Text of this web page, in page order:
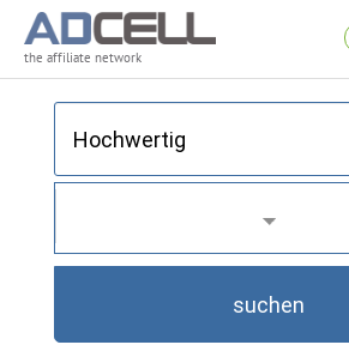
the affiliate network
suchen